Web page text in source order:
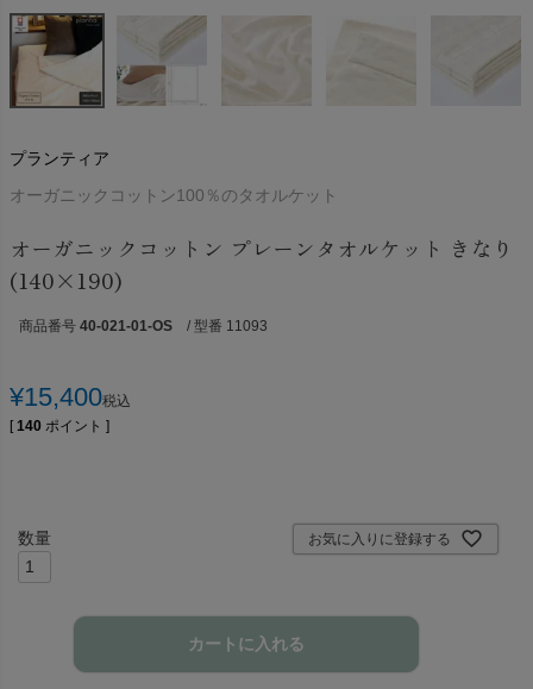
プランティア
オーガニックコットン100％のタオルケット
オーガニックコットン プレーンタオルケット きなり
(140×190)
商品番号 40-021-01-OS / 型番 11093
¥15,400税込
[ 140 ポイント ]
お気に入りに登録する
カートに入れる